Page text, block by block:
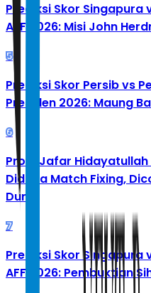
Prediksi Skor Singapura
AFF 2026: Misi John
5
Prediksi Skor Persib vs
Presiden 2026: Maung
6
Profil Jafar Hidayatullah
Diduga Match Fixing,
Dunia
7
Prediksi Skor Singapura
AFF 2026: Pembuktian